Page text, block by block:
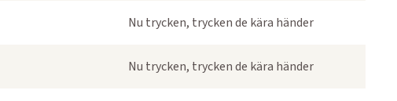
Nu trycken, trycken de kära händer
Nu trycken, trycken de kära händer